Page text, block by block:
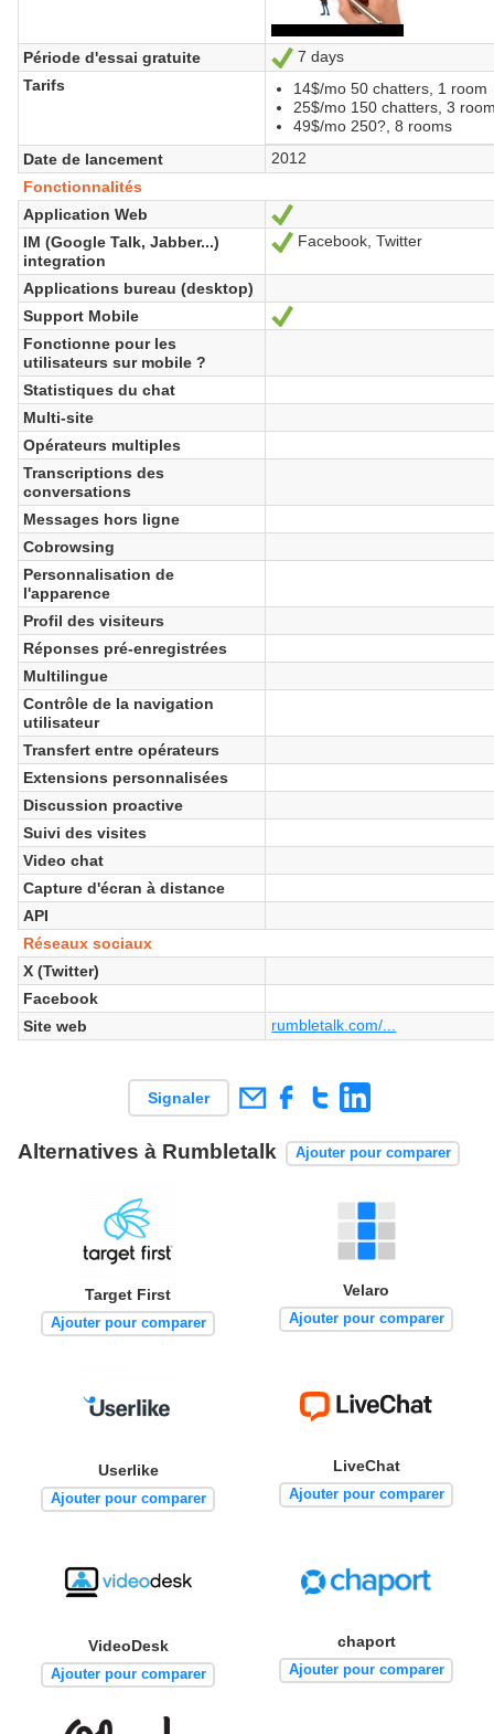
Période d'essai gratuite Oui
7 days
Tarifs
14$/mo 50 chatters, 1 room
25$/mo 150 chatters, 3
49$/mo 250?, 8 rooms
Date de lancement
2012
Fonctionnalités
Application Web
Oui
IM (Google Talk, Jabber...)
integration
Oui
Facebook, Twitter
Applications bureau (desktop)
Support Mobile
Oui
Fonctionne pour les
utilisateurs sur mobile ?
Statistiques du chat
Multi-site
Opérateurs multiples
Transcriptions des
conversations
Messages hors ligne
Cobrowsing
Personnalisation de
l'apparence
Profil des visiteurs
Réponses pré-enregistrées
Multilingue
Contrôle de la navigation
utilisateur
Transfert entre opérateurs
Extensions personnalisées
Discussion proactive
Suivi des visites
Video chat
Capture d'écran à distance
API
Réseaux sociaux
X (Twitter)
Facebook
Site web
rumbletalk.com/...
Signaler
Alternatives à Rumbletalk Ajouter pour comparer
Target First
Ajouter pour comparer
Velaro
Ajouter pour comparer
Userlike
Ajouter pour comparer
LiveChat
Ajouter pour comparer
VideoDesk
Ajouter pour comparer
chaport
Ajouter pour comparer